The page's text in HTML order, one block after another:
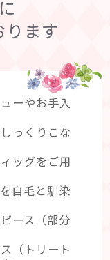
ります
ーやお手入
っくりこな
ッグをご用
自毛と馴染
ース（部分
（トリート